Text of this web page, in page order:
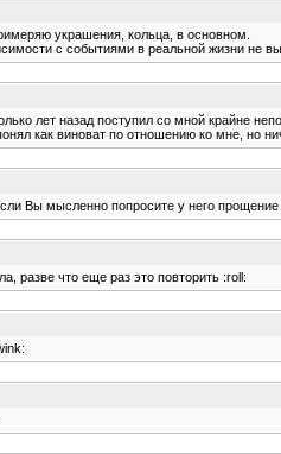
украшения, кольца, в основном.
с событиями в реальной жизни не
лет назад поступил со мной крайне
как виноват по отношению ко мне, но
Вы мысленно попросите у него
разве что еще раз это повторить :roll: